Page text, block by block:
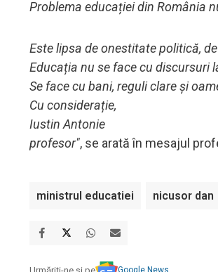
Problema educației din România
Este lipsa de onestitate politică,
Educația nu se face cu discursuri
Se face cu bani, reguli clare și
Cu considerație,
Iustin Antonie
profesor", se arată în mesajul
ministrul educatiei nicusor dan
Google News